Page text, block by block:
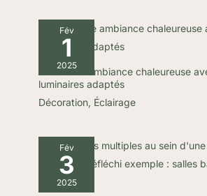
Fév
1
2025
Créez une ambiance chaleureuse
luminaires adaptés
Décoration, Éclairage
Fév
3
2025